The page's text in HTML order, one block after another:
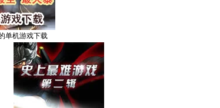
单机游戏下载